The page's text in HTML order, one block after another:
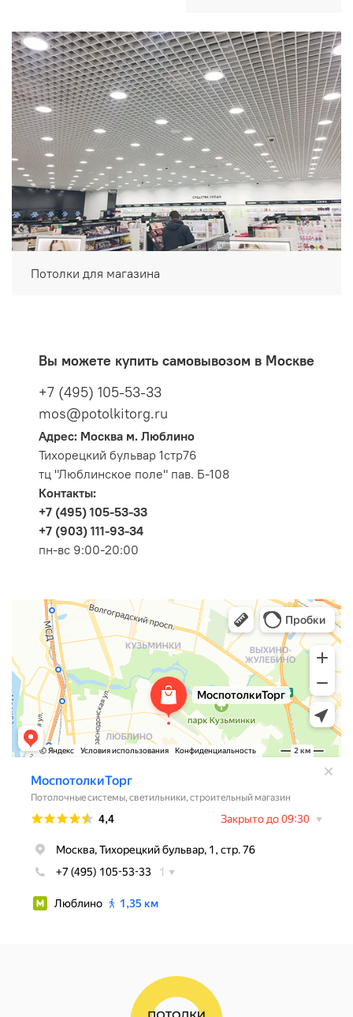
Потолки для магазина
Вы можете купить самовывозом в Москве
+7 (495) 105-53-33
mos@potolkitorg.ru
Адрес: Москва м. Люблино
Тихорецкий бульвар 1стр76
тц "Люблинское поле" пав. Б-108
Контакты:
+7 (495) 105-53-33
+7 (903) 111-93-34
пн-вс 9:00-20:00